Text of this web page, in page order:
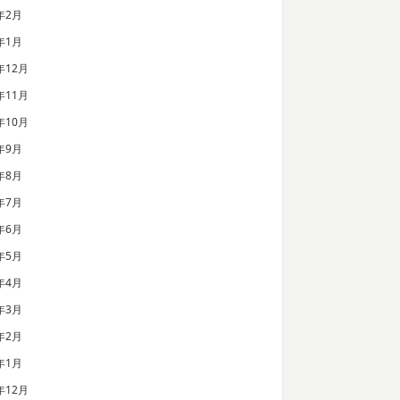
2月
1月
12月
11月
10月
9月
8月
7月
6月
5月
4月
3月
2月
1月
12月